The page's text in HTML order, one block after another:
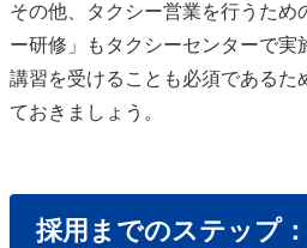
その他、タクシー営業を行うため
ー研修」もタクシーセンターで実
講習を受けることも必須であるた
ておきましょう。
採用までのステップ：